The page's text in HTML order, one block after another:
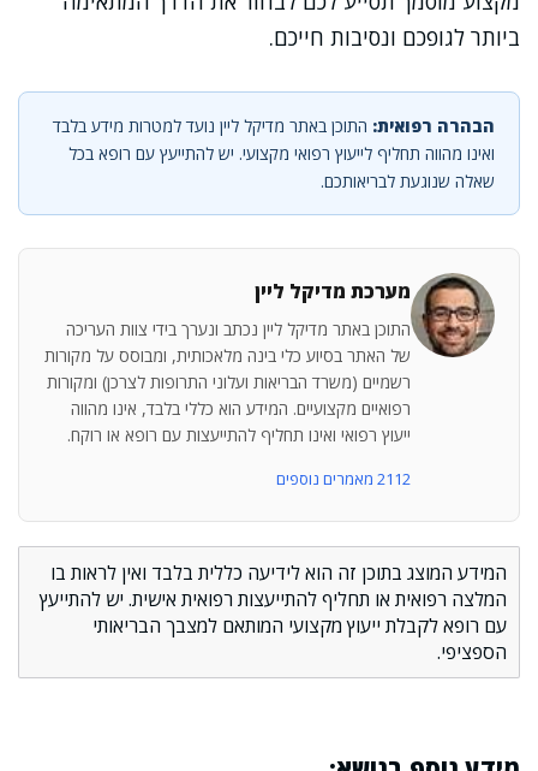
ביותר לגופכם ונסיבות חייכם.
הבהרה רפואית: התוכן באתר מדיקל ליין נועד למטרות מידע בלבד
ואינו מהווה תחליף לייעוץ רפואי מקצועי. יש להתייעץ עם רופא בכל
שאלה שנוגעת לבריאותכם.
מערכת מדיקל ליין
התוכן באתר מדיקל ליין נכתב ונערך בידי צוות העריכה
של האתר בסיוע כלי בינה מלאכותית, ומבוסס על מקורות
רשמיים (משרד הבריאות ועלוני התרופות לצרכן) ומקורות
רפואיים מקצועיים. המידע הוא כללי בלבד, אינו מהווה
ייעוץ רפואי ואינו תחליף להתייעצות עם רופא או רוקח.
2112 מאמרים נוספים
המידע המוצג בתוכן זה הוא לידיעה כללית בלבד ואין לראות בו
המלצה רפואית או תחליף להתייעצות רפואית אישית. יש להתייעץ
עם רופא לקבלת ייעוץ מקצועי המותאם למצבך הבריאותי
הספציפי.